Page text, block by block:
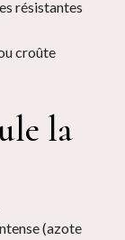
résistantes
croûte
la
(azote